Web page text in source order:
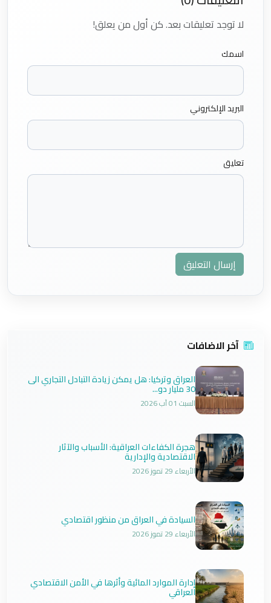
لا توجد تعليقات بعد. كن أول من يعلق!
اسمك
البريد الإلكتروني
تعليق
إرسال التعليق
آخر الاضافات
العراق وتركيا: هل يمكن زيادة التبادل التجاري الى
30 مليار دو...
السبت 01 آب 2026
هجرة الكفاءات العراقية: الأسباب والآثار
الاقتصادية والإدارية
الأربعاء 29 تموز 2026
السيادة في العراق من منظور اقتصادي
الأربعاء 29 تموز 2026
إدارة الموارد المائية وأثرها في الأمن الاقتصادي
العراقي